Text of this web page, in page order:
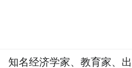
知名经济学家、教育家、出